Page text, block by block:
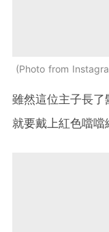
Photo from
雖然這位主子長了
就要戴上紅色噹噹